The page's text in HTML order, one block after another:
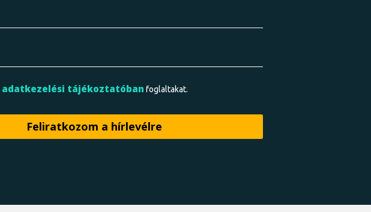
adatkezelési tájékoztatóban foglaltakat.